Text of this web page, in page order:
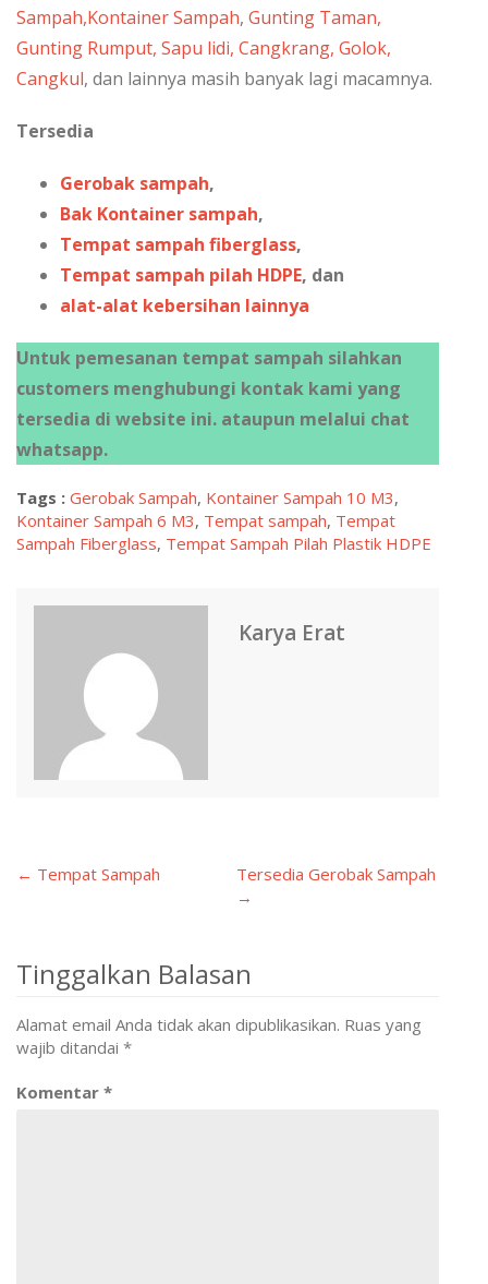
Sampah,Kontainer Sampah, Gunting Taman,
Gunting Rumput, Sapu lidi, Cangkrang, Golok,
Cangkul, dan lainnya masih banyak lagi macamnya.
Tersedia
Gerobak sampah,
Bak Kontainer sampah,
Tempat sampah fiberglass,
Tempat sampah pilah HDPE, dan
alat-alat kebersihan lainnya
Untuk pemesanan tempat sampah silahkan
customers menghubungi kontak kami yang
tersedia di website ini. ataupun melalui chat
whatsapp.
Tags : Gerobak Sampah, Kontainer Sampah 10 M3,
Kontainer Sampah 6 M3, Tempat sampah, Tempat
Sampah Fiberglass, Tempat Sampah Pilah Plastik HDPE
Karya Erat
Post
← Tempat Sampah
Tersedia Gerobak Sampah
→
Tinggalkan Balasan
Alamat email Anda tidak akan dipublikasikan. Ruas yang
wajib ditandai *
Komentar *